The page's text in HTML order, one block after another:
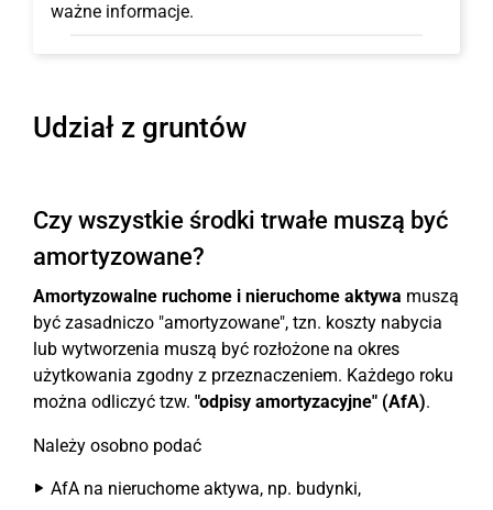
ważne informacje.
Udział z gruntów
Czy wszystkie środki trwałe muszą być
amortyzowane?
Amortyzowalne ruchome i nieruchome aktywa muszą
być zasadniczo "amortyzowane", tzn. koszty nabycia
lub wytworzenia muszą być rozłożone na okres
użytkowania zgodny z przeznaczeniem. Każdego roku
można odliczyć tzw. "odpisy amortyzacyjne" (AfA).
Należy osobno podać
AfA na nieruchome aktywa, np. budynki,